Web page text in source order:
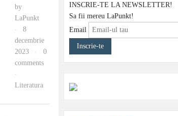
by
LaPunkt
·
8
decembrie
2023
·
0
comments
·
Literatura
INSCRIE-TE LA NEWSLETTER!
Sa fii mereu LaPunkt!
Email